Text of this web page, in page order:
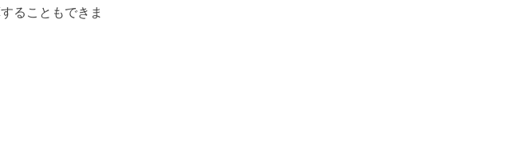
ることもできま